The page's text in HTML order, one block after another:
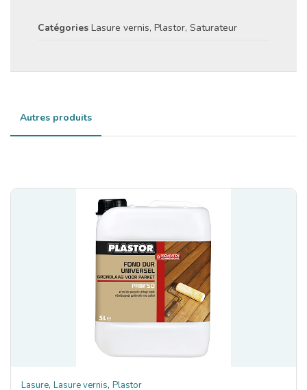
Catégories Lasure vernis, Plastor, Saturateur
Autres produits
Lasure, Lasure vernis, Plastor